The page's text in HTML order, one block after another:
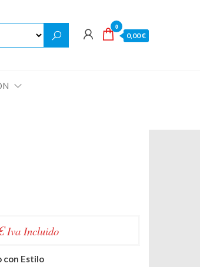
0
0,00 €
Rango
Iva Incluido
con Estilo